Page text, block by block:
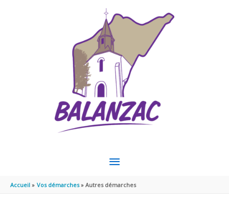
MENU
PRINCIPAL
Accueil Vos démarches Autres démarches